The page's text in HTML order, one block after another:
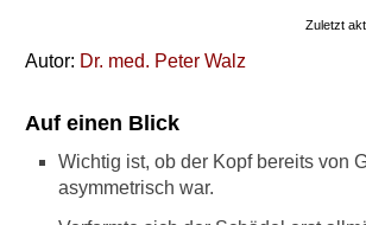
Zuletzt
Autor: Dr. med. Peter Walz
Auf einen Blick
Wichtig ist, ob der Kopf bereits von
asymmetrisch war.
Baby-Nahrung
Hypoallergene Baby-
Schrei-Babys und
Dreimonatskoliken